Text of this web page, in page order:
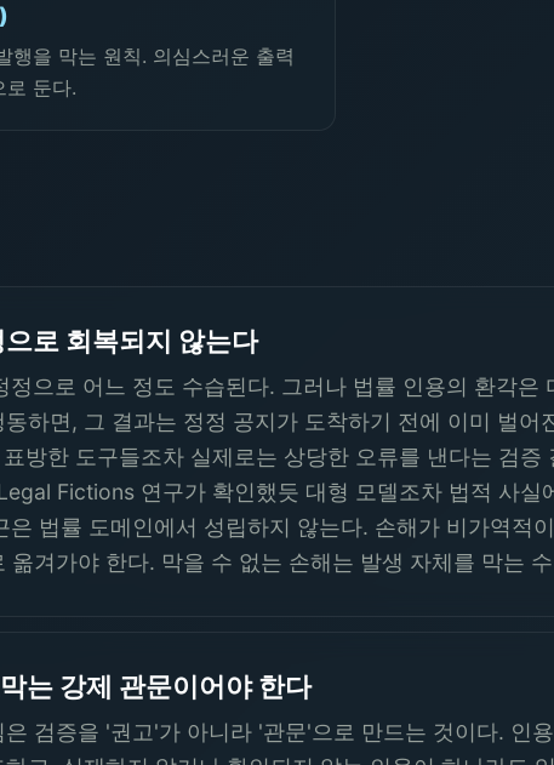
행을 막는 원칙. 의심스러운 출력
로 둔다.
로 회복되지 않는다
정으로 어느 정도 수습된다. 그러나 법률 인용의 환각
하면, 그 결과는 정정 공지가 도착하기 전에 이미 벌
방한 도구들조차 실제로는 상당한 오류를 낸다는 검
Fictions 연구가 확인했듯 대형 모델조차 법적 사
법률 도메인에서 성립하지 않는다. 손해가 비가역적
옮겨가야 한다. 막을 수 없는 손해는 발생 자체를 막는
는 강제 관문이어야 한다
검증을 '권고'가 아니라 '관문'으로 만드는 것이다. 인